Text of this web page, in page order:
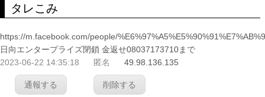
タレこみ
https://m.facebook.com/people/
日向エンタープライズ閉鎖 金返せ08037173710まで
2023-06-22 14:35:18
匿名 49.98.136.135
通報する 削除する